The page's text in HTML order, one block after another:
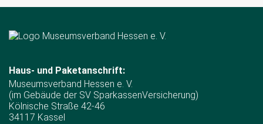
Haus- und Paketanschrift:
Museumsverband Hessen e. V.
(im Gebäude der SV SparkassenVersicherung)
Kölnische Straße 42-46
34117 Kassel